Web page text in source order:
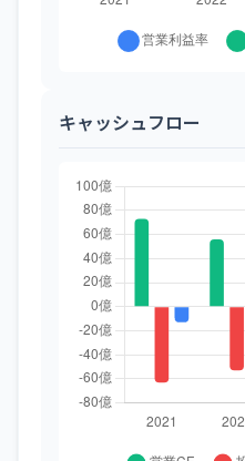
キャッシュフロー